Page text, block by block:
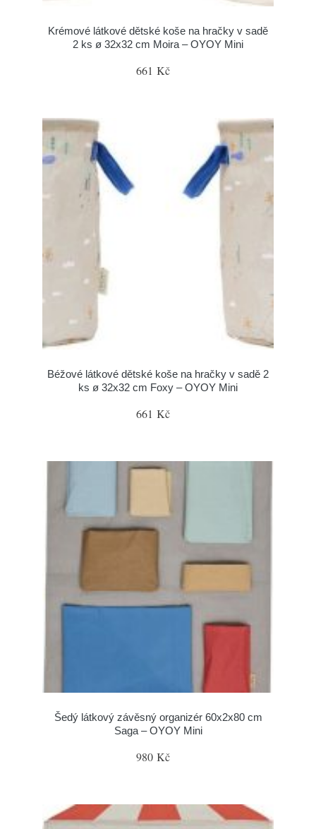
Krémové látkové dětské koše na hračky v sadě
2 ks ø 32x32 cm Moira – OYOY Mini
661 Kč
Béžové látkové dětské koše na hračky v sadě 2
ks ø 32x32 cm Foxy – OYOY Mini
661 Kč
Šedý látkový závěsný organizér 60x2x80 cm
Saga – OYOY Mini
980 Kč